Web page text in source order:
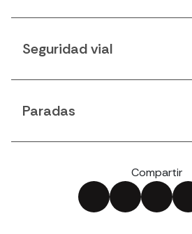
Seguridad vial
Paradas
Compartir